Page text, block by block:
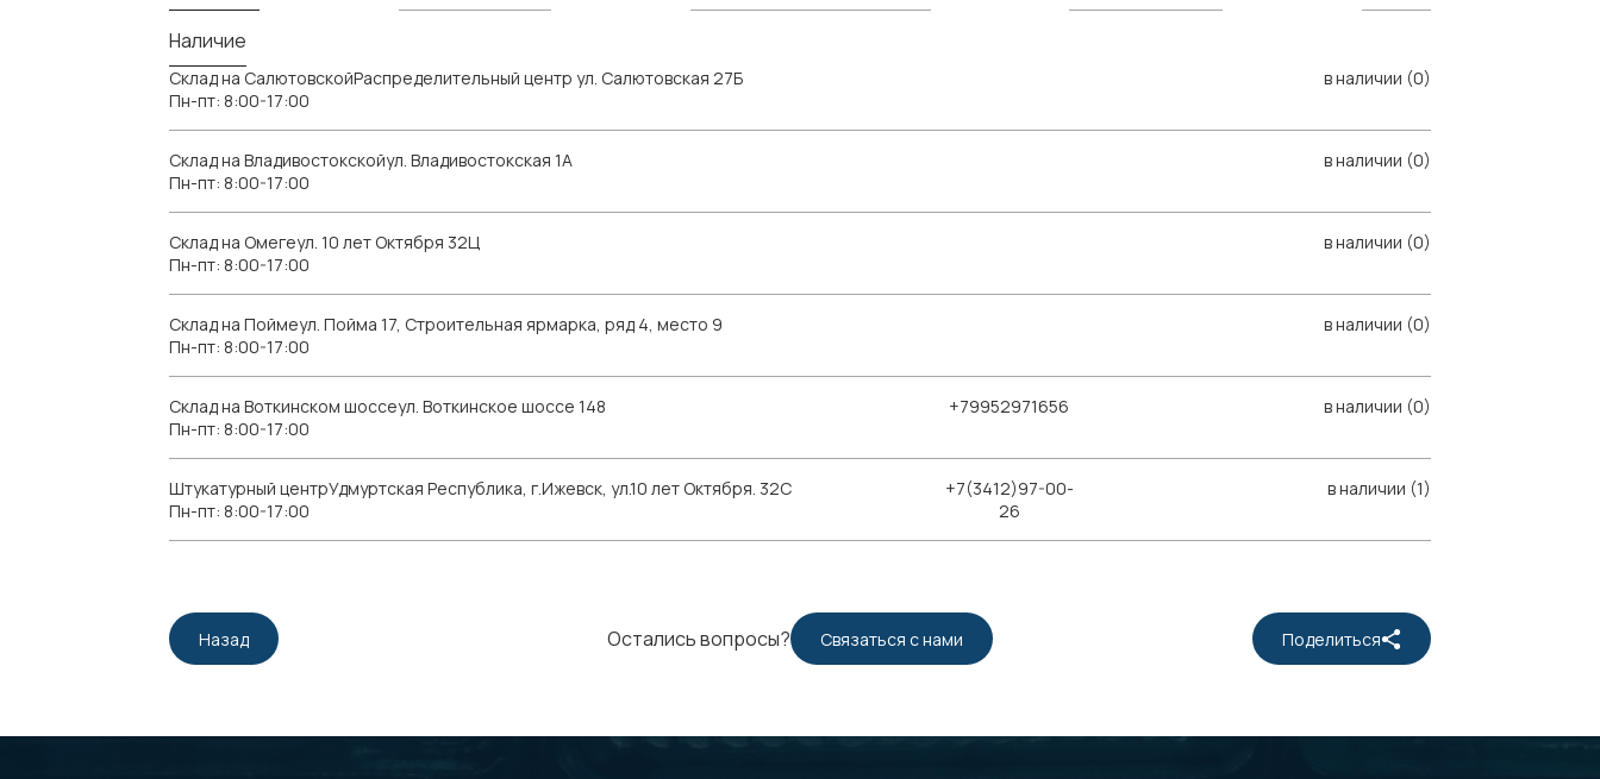
Наличие
Склад на СалютовскойРаспределительный центр ул. Салютовская 27Б
Пн-пт: 8:00-17:00
в наличии (0)
Склад на Владивостокскойул. Владивостокская 1А
Пн-пт: 8:00-17:00
в наличии (0)
Склад на Омегеул. 10 лет Октября 32Ц
Пн-пт: 8:00-17:00
в наличии (0)
Склад на Поймеул. Пойма 17, Строительная ярмарка, ряд 4, место 9
Пн-пт: 8:00-17:00
в наличии (0)
Склад на Воткинском шоссеул. Воткинское шоссе 148
Пн-пт: 8:00-17:00
+79952971656 в наличии (0)
Штукатурный центрУдмуртская Республика, г.Ижевск, ул.10 лет Октября. 32С
Пн-пт: 8:00-17:00
+7(3412)97-00-
26
в наличии (1)
Остались вопросы? Связаться с нами
Назад Поделиться